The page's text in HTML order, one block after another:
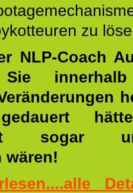
zu
NLP-Coach
sogar
wären!